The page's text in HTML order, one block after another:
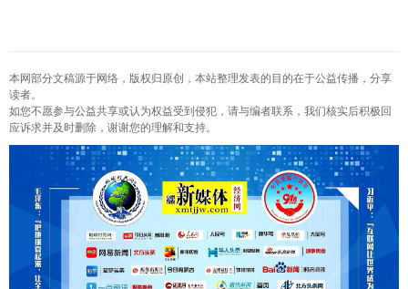
本网部分文稿源于网络，版权归原创，本站整理发表的目的在于公益传播，分享
读者。
如您不愿参与公益共享或认为权益受到侵犯，请与编者联系，我们核实后积极回
应诉求并及时删除，谢谢您的理解和支持。